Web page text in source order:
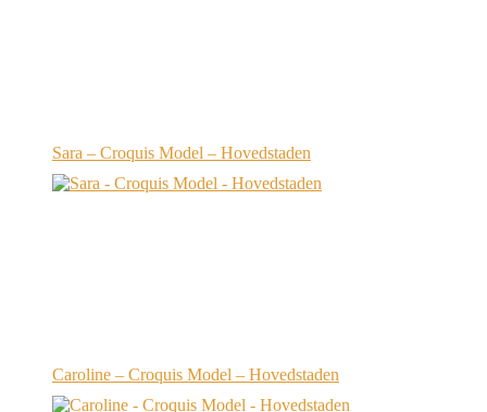
Sara – Croquis Model – Hovedstaden
Caroline – Croquis Model – Hovedstaden